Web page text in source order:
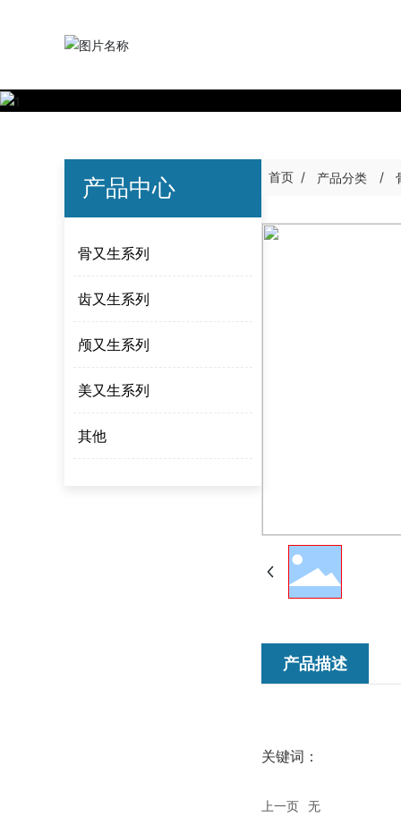
产品中心
骨又生系列
齿又生系列
颅又生系列
美又生系列
其他
首页 产品分类
产品描述
关键词：
上一页 无